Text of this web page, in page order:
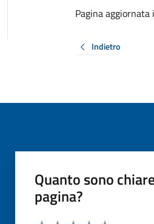
Pagina
Indietro
Quanto sono
pagina?
Valuta da 1 a 5 stelle la pagina